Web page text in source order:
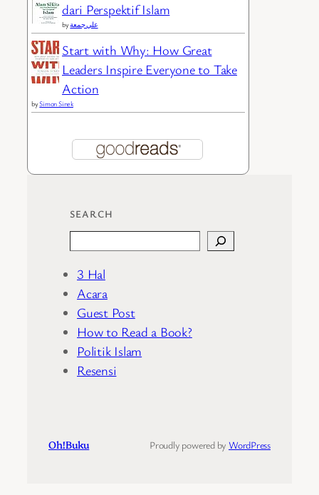
dari Perspektif Islam
byعلي جمعة
Start with Why: How Great
Leaders Inspire Everyone to Take
Action
bySimon Sinek
SEARCH
3 Hal
Acara
Guest Post
How to Read a Book?
Politik Islam
Resensi
Oh!Buku Proudly powered by WordPress